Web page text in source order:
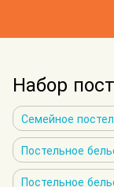
Набор
Семейное
Постельное
Постельное